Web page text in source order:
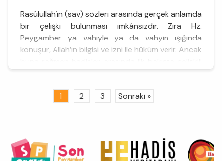
Rasûlullah’ın (sav) sözleri arasında gerçek anlamda
bir çelişki bulunması imkânsızdır. Zira Hz.
Peygamber ya vahiyle ya da vahyin ışığında
konuşur, Allah’ın bilgisi ve izni ile hüküm verir. Ancak
gibi görünen bazı ifadelerle karşılaşılabilir. Âlimler
çelişki olduğunu belirtmiş ve izahı ile ilgil...
1 2 3 Sonraki »